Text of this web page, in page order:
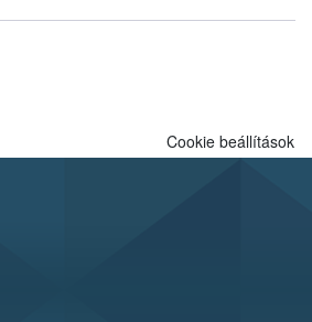
az intézkedéseket a szlovák
Cookie beállítások